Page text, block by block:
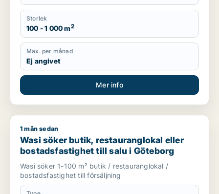
Storlek
100 - 1 000 m2
Max. per månad
Ej angivet
Mer info
Wasi söker butik, restauranglokal eller bostadsfastighet till
1 mån sedan
Wasi söker butik, restauranglokal eller
bostadsfastighet till salu i Göteborg
Wasi söker 1-100 m² butik / restauranglokal /
bostadsfastighet till försäljning